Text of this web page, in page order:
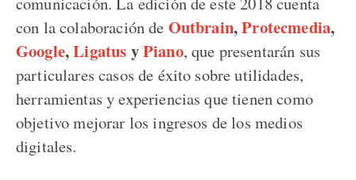
con la colaboración de Outbrain,Protecmedia,
Google,Ligatus yPiano, que presentarán sus
particulares casos de éxito sobre utilidades,
herramientas y experiencias que tienen como
objetivo mejorar los ingresos de los medios
digitales.